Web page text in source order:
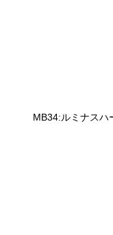
MB34:ルミナスハ